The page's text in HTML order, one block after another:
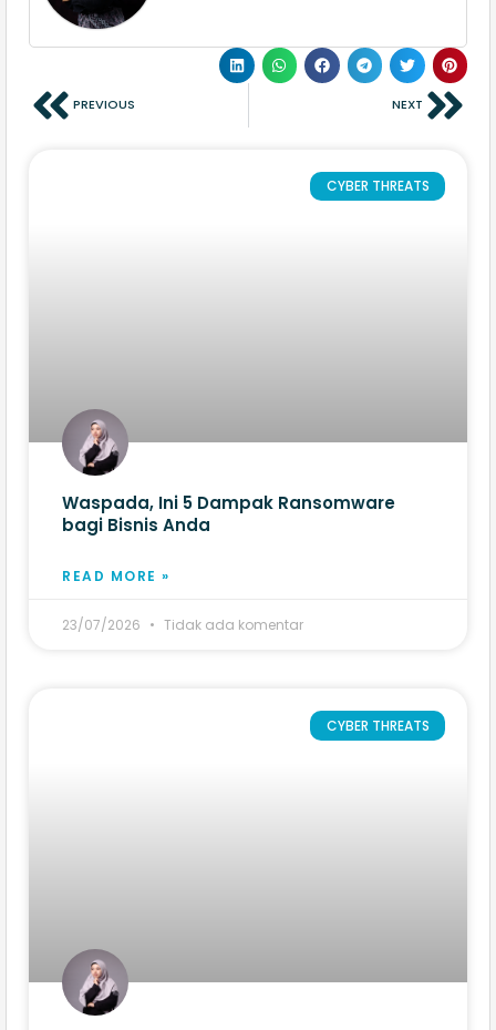
PREVIOUS NEXT
CYBER THREATS
Waspada, Ini 5 Dampak Ransomware
bagi Bisnis Anda
READ MORE »
23/07/2026 Tidak ada komentar
CYBER THREATS